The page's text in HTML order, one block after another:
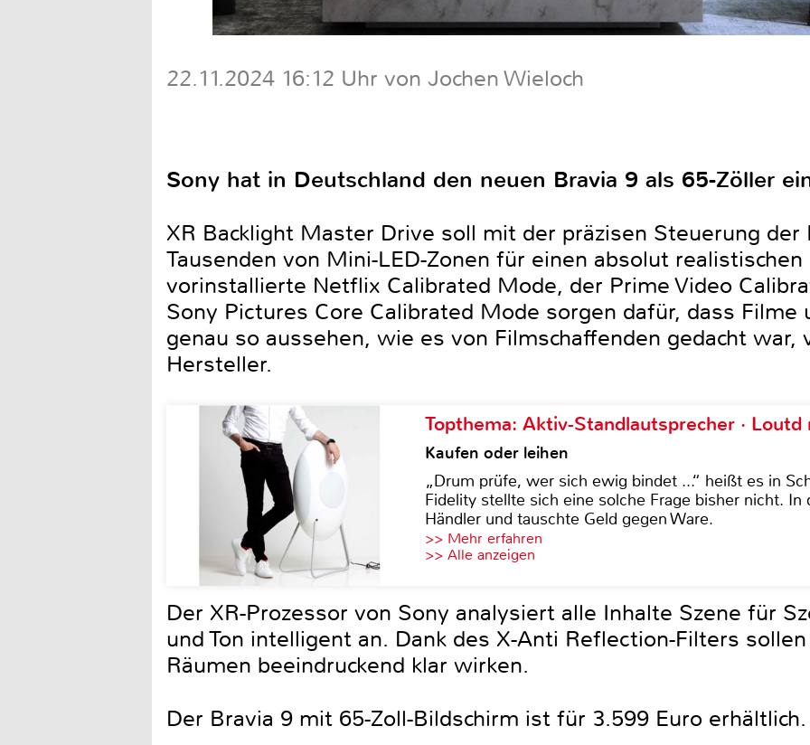
22.11.2024 16:12 Uhr von Jochen Wieloch
Sony hat in Deutschland den neuen Bravia 9 als 65-Zöller
XR Backlight Master Drive soll mit der präzisen Steuerung der
Tausenden von Mini-LED-Zonen für einen absolut
vorinstallierte Netflix Calibrated Mode, der Prime Video
Sony Pictures Core Calibrated Mode sorgen dafür, dass Filme
genau so aussehen, wie es von Filmschaffenden gedacht war,
Hersteller.
Topthema: Aktiv-Standlautsprecher · Loutd
Kaufen oder leihen
„Drum prüfe, wer sich ewig bindet ...“ heißt es in
Fidelity stellte sich eine solche Frage bisher nicht. In
Händler und tauschte Geld gegen Ware.
>> Mehr erfahren
>> Alle anzeigen
Der XR-Prozessor von Sony analysiert alle Inhalte Szene für
und Ton intelligent an. Dank des X-Anti Reflection-Filters
Räumen beeindruckend klar wirken.
Der Bravia 9 mit 65-Zoll-Bildschirm ist für 3.599 Euro erhältlich.